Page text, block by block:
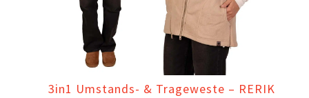
3in1 Umstands- & Trageweste – RERIK